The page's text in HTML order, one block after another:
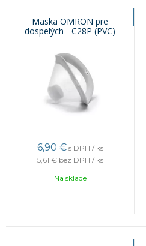
Maska OMRON pre
dospelých - C28P (PVC)
6,90 € s DPH / ks
5,61 € bez DPH / ks
Na sklade